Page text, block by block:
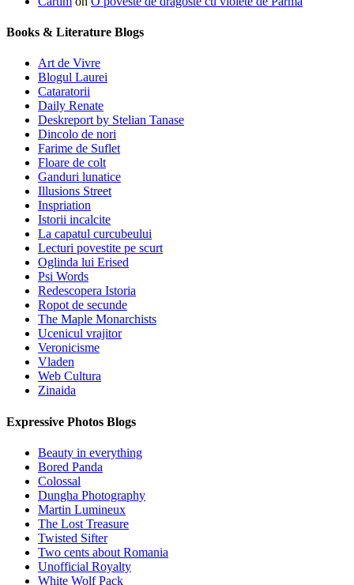
Books & Literature Blogs
Art de Vivre
Blogul Laurei
Cataratorii
Daily Renate
Deskreport by Stelian Tanase
Dincolo de nori
Farime de Suflet
Floare de colt
Ganduri lunatice
Illusions Street
Inspriation
Istorii incalcite
La capatul curcubeului
Lecturi povestite pe scurt
Oglinda lui Erised
Psi Words
Redescopera Istoria
Ropot de secunde
The Maple Monarchists
Ucenicul vrajitor
Veronicisme
Vladen
Web Cultura
Zinaida
Expressive Photos Blogs
Beauty in everything
Bored Panda
Colossal
Dungha Photography
Martin Lumineux
The Lost Treasure
Twisted Sifter
Two cents about Romania
Unofficial Royalty
White Wolf Pack